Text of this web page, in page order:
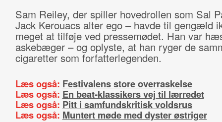
Sam Reiley, der spiller hovedrollen som Sal
Jack Kerouacs alter ego – havde til gengæld
meget at tilføje ved pressemødet. Han var
askebæger – og oplyste, at han ryger de
cigaretter som forfatterlegenden.
Læs også: Festivalens store overraskelse
Læs også: En beat-klassikers vej til lærredet
Læs også: Pitt i samfundskritisk voldsrus
Læs også: Muntert møde med dyster østriger